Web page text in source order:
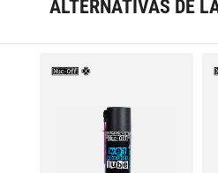
ALTERNATIVAS DE